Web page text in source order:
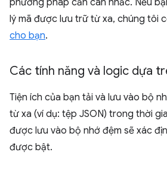
phương pháp cần cân nhắc. Nếu
lý mã được lưu trữ từ xa, chúng tôi
cho bạn.
Các tính năng và logic dựa
Tiện ích của bạn tải và lưu vào bộ
từ xa (ví dụ: tệp JSON) trong thời
được lưu vào bộ nhớ đệm sẽ xác
được bật.